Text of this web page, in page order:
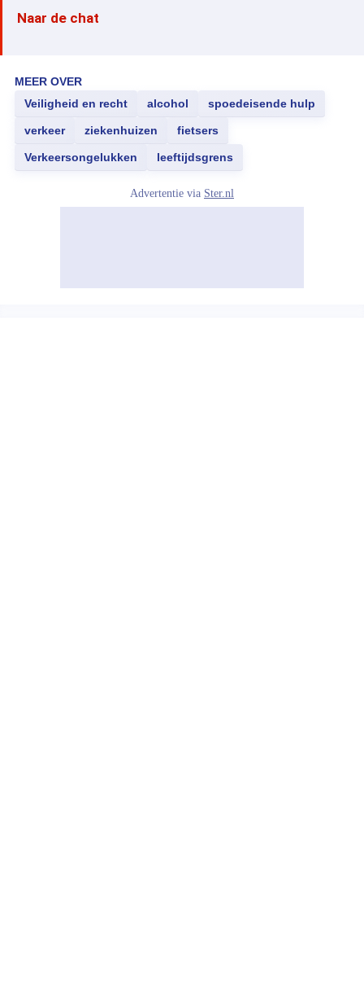
Naar de chat
MEER OVER
Veiligheid en recht
alcohol spoedeisende hulp
verkeer ziekenhuizen fietsers
Verkeersongelukken leeftijdsgrens
Advertentie via Ster.nl